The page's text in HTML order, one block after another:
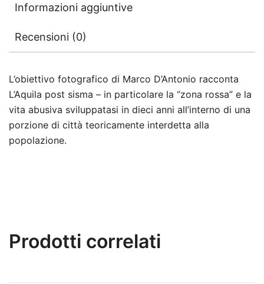
Informazioni aggiuntive
Recensioni (0)
L’obiettivo fotografico di Marco D’Antonio racconta
L’Aquila post sisma – in particolare la “zona rossa” e la
vita abusiva sviluppatasi in dieci anni all’interno di una
porzione di città teoricamente interdetta alla
popolazione.
Prodotti correlati